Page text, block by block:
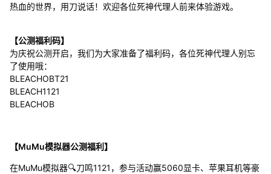
热血的世界，用刀说话！欢迎各位死神代理人前来体验游戏。
【公测福利码】
为庆祝公测开启，我们为大家准备了福利码，各位死神代理人别忘
了使用哦：
BLEACHOBT21
BLEACH1121
BLEACHOB
【MuMu模拟器公测福利】
在MuMu模拟器🔍刀鸣1121，参与活动赢5060显卡、苹果耳机等豪